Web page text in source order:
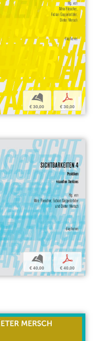
b
€ 30,00
p
€ 30,00
b
€ 40,00
p
€ 40,00